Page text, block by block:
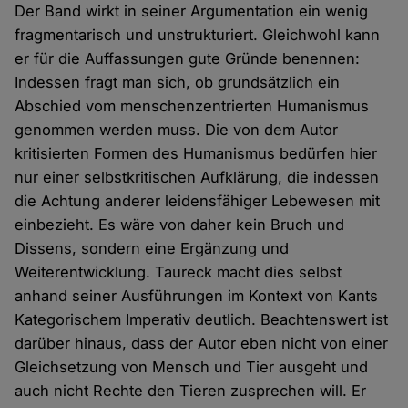
Der Band wirkt in seiner Argumentation ein wenig
fragmentarisch und unstrukturiert. Gleichwohl kann
er für die Auffassungen gute Gründe benennen:
Indessen fragt man sich, ob grundsätzlich ein
Abschied vom menschenzentrierten Humanismus
genommen werden muss. Die von dem Autor
kritisierten Formen des Humanismus bedürfen hier
nur einer selbstkritischen Aufklärung, die indessen
die Achtung anderer leidensfähiger Lebewesen mit
einbezieht. Es wäre von daher kein Bruch und
Dissens, sondern eine Ergänzung und
Weiterentwicklung. Taureck macht dies selbst
anhand seiner Ausführungen im Kontext von Kants
Kategorischem Imperativ deutlich. Beachtenswert ist
darüber hinaus, dass der Autor eben nicht von einer
Gleichsetzung von Mensch und Tier ausgeht und
auch nicht Rechte den Tieren zusprechen will. Er